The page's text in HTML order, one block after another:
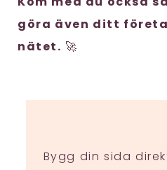
göra även ditt
nätet. 🚀
Bygg din sida